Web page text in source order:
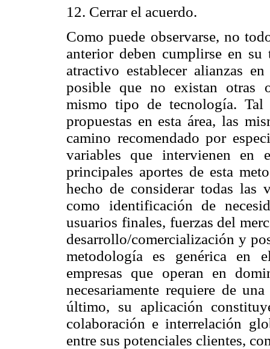
12. Cerrar el acuerdo.
Como puede observarse, no
anterior deben cumplirse en
atractivo establecer alianzas
posible que no existan otras
mismo tipo de tecnología.
propuestas en esta área, las
camino recomendado por
variables que intervienen en
principales aportes de esta
hecho de considerar todas las
como identificación de
usuarios finales, fuerzas del
desarrollo/comercialización y
metodología es genérica en
empresas que operan en
necesariamente requiere de
último, su aplicación
colaboración e interrelación
entre sus potenciales clientes,